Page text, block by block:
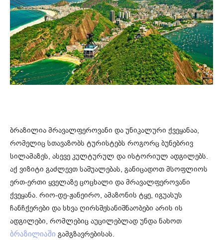
ბრაზილია მრავალფეროვანი და უნიკალური ქვეყანაა,
რომელიც სთავაზობს ტურისტებს როგორც ბუნებრივ
სილამაზეს, ასევე კულტურულ და ისტორიულ ადგილებს.
აქ ვიზიტი გაძლევთ საშუალებას, განიცადოთ მსოფლიოს
ერთ-ერთი ყველაზე ცოცხალი და მრავალფეროვანი
ქვეყანა. რიო-დე-ჟანეირო, ამაზონის ტყე, იგუასუს
ჩანჩქერები და სხვა ღირსშესანიშნაობები არის ის
ადგილები, რომლებიც აუცილებლად უნდა ნახოთ
ბრაზილიაში გამგზავრებისას.